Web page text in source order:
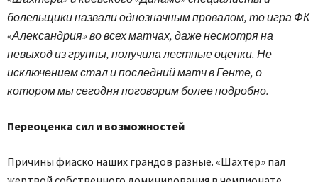
болельщики назвали однозначным провалом, то игра ФК
«Александрия» во всех матчах, даже несмотря на
невыход из группы, получила лестные оценки. Не
исключением стал и последний матч в Генте, о
котором мы сегодня поговорим более подробно.
Переоценка сил и возможностей
Причины фиаско наших грандов разные. «Шахтер» пал